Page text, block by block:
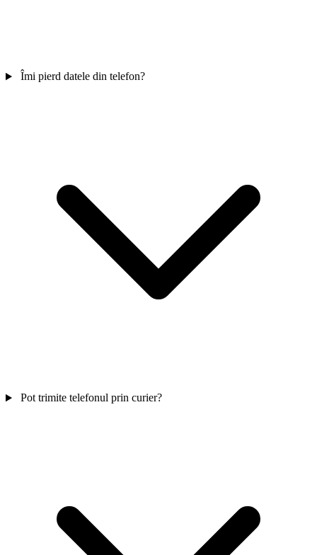
Îmi pierd datele din telefon?
Pot trimite telefonul prin curier?